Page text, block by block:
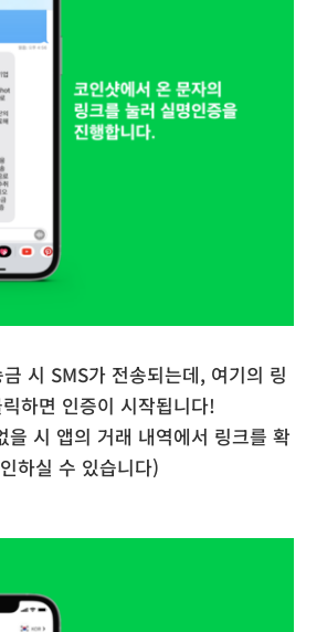
시 SMS가 전송되는데, 여기의 링
하면 인증이 시작됩니다!
을 시 앱의 거래 내역에서 링크를 확
인하실 수 있습니다)